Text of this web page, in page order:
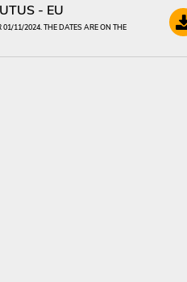
- EU
11/2024. THE DATES ARE ON THE